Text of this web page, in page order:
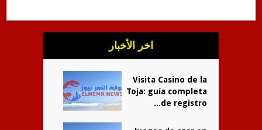
اخر الأخبار
Visita Casino de la
Toja: guía completa
de registro...